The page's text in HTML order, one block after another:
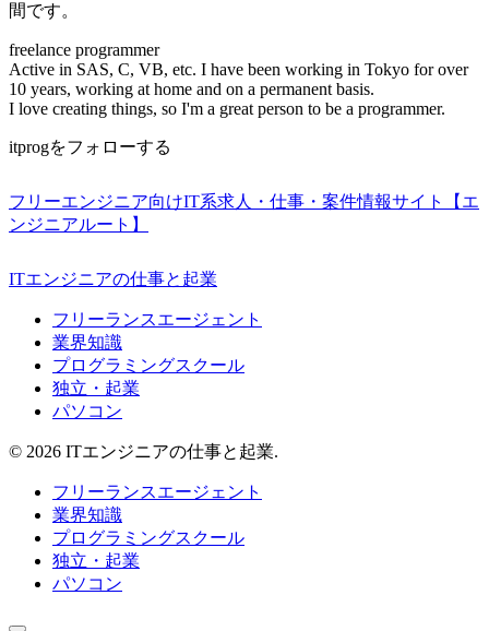
間です。
freelance programmer
Active in SAS, C, VB, etc. I have been working in Tokyo for over
10 years, working at home and on a permanent basis.
I love creating things, so I'm a great person to be a programmer.
itprogをフォローする
フリーエンジニア向けIT系求人・仕事・案件情報サイト【エ
ンジニアルート】
ITエンジニアの仕事と起業
フリーランスエージェント
業界知識
プログラミングスクール
独立・起業
パソコン
© 2026 ITエンジニアの仕事と起業.
フリーランスエージェント
業界知識
プログラミングスクール
独立・起業
パソコン